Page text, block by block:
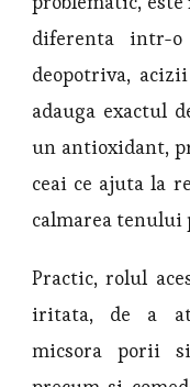
diferenta intr-
deopotriva,
adauga exactul
un antioxidant,
ceai ce ajuta la
calmarea
Practic, rolul
iritata, de a
micsora porii